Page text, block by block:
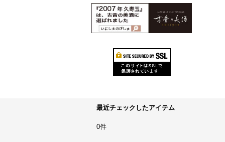
最近チェックしたアイテム
0件